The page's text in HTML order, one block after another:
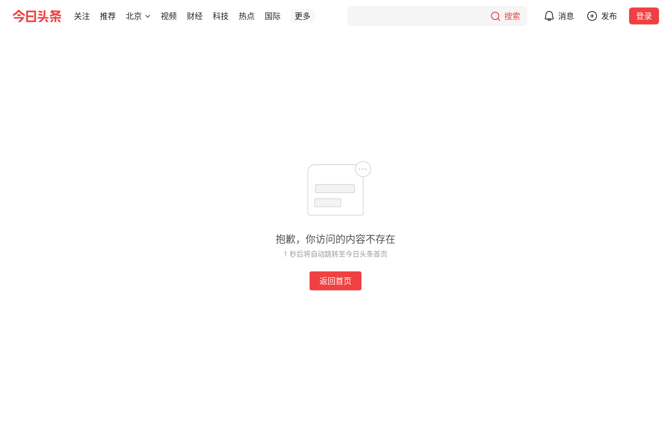
关注 推荐 北京 视频 财经 科技 热点 国际 更多 搜索 消息 发布 登录
抱歉，你访问的内容不存在
1 秒后将自动跳转至今日头条首页
返回首页